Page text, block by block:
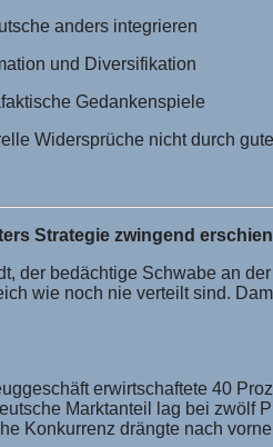
anders integrieren
und Diversifikation
Gedankenspiele
Widersprüche nicht durch
Strategie zwingend erschien
der bedächtige Schwabe an
wie noch nie verteilt sind.
erwirtschaftete 40
Marktanteil lag bei
Konkurrenz drängte nach